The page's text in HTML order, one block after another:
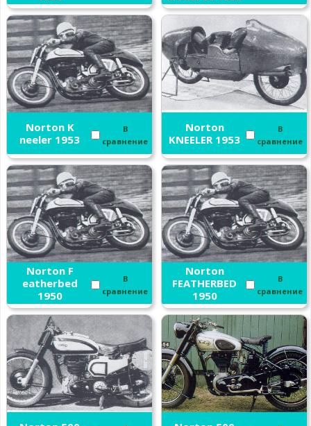
Norton K
neeler 1953
В
сравнение
Norton
KNEELER 1953
В
сравнение
Norton F
eatherbed
1950
В
сравнение
Norton
FEATHERBED
1950
В
сравнение